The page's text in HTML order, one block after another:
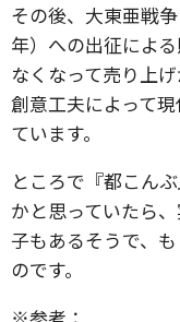
その後、大東亜戦
年）への出征によ
なくなって売り上
創意工夫によって
ています。
ところで『都こん
かと思っていたら
子もあるそうで、
のです。